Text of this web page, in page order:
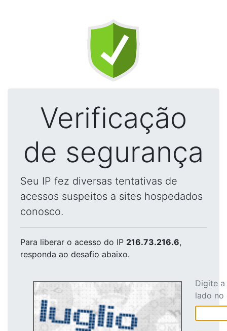
Verificação
de segurança
Seu IP fez diversas tentativas de
acessos suspeitos a sites hospedados
conosco.
Para liberar o acesso do IP 216.73.216.6,
responda ao desafio abaixo.
Digite
lado no